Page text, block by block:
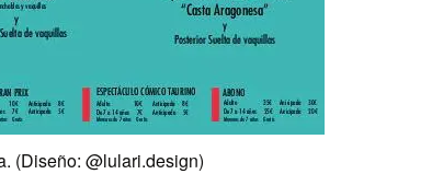
(Diseño: @lulari.design)